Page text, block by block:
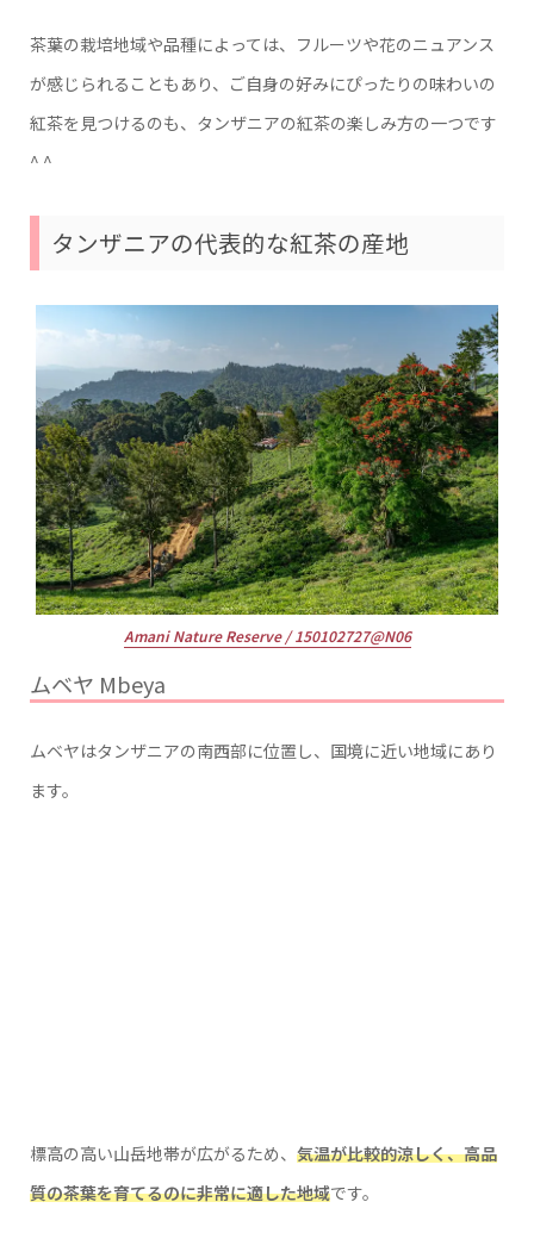
茶葉の栽培地域や品種によっては、フルーツや花のニュアンス
が感じられることもあり、ご自身の好みにぴったりの味わいの
紅茶を見つけるのも、タンザニアの紅茶の楽しみ方の一つです
^ ^
タンザニアの代表的な紅茶の産地
Amani Nature Reserve / 150102727@N06
ムベヤ Mbeya
ムベヤはタンザニアの南西部に位置し、国境に近い地域にあり
ます。
標高の高い山岳地帯が広がるため、 気温が比較的涼しく、高品
質の茶葉を育てるのに非常に適した地域です。